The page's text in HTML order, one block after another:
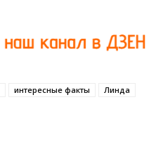
интересные факты
Линда